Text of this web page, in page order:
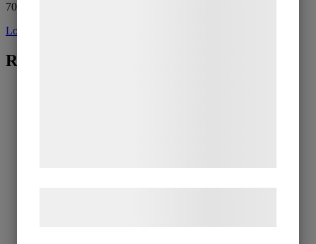
70/64×49 cm.
Logga in för pris
Relaterade produkter